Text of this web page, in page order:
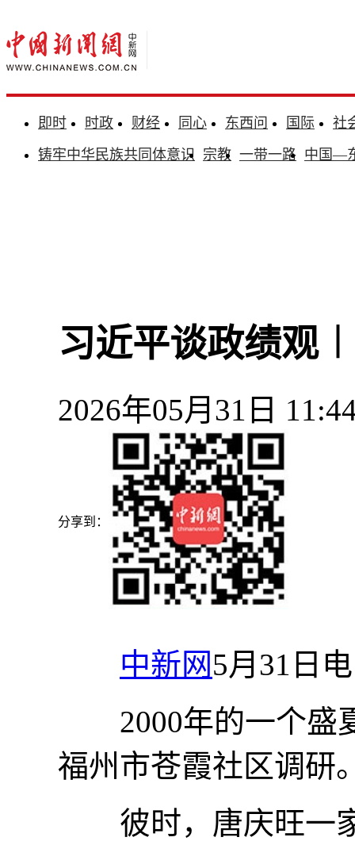
即时 时政 财经 同心 东西问 国际
社
铸牢中华民族共同体意识 宗教 一带一路 中国—
习近平谈政绩观
2026年05月31日
分享到：
中新网5月31日
2000年的一个盛夏
福州市苍霞社区调研
彼时，唐庆旺一家